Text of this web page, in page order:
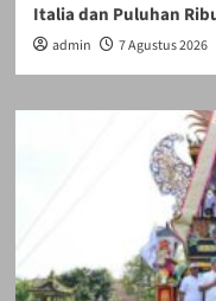
Italia dan Puluhan
admin 7 Agustus 2026